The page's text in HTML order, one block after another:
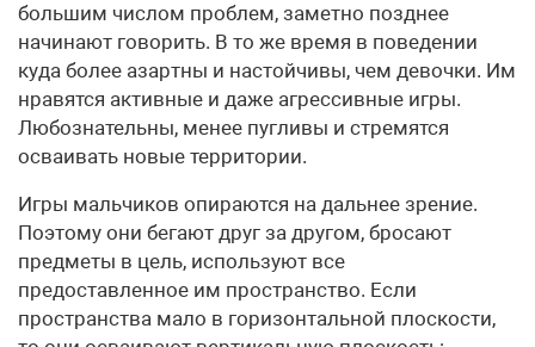
большим числом проблем, заметно позднее
начинают говорить. В то же время в поведении
куда более азартны и настойчивы, чем девочки. Им
нравятся активные и даже агрессивные игры.
Любознательны, менее пугливы и стремятся
осваивать новые территории.
Игры мальчиков опираются на дальнее зрение.
Поэтому они бегают друг за другом, бросают
предметы в цель, используют все
предоставленное им пространство. Если
пространства мало в горизонтальной плоскости,